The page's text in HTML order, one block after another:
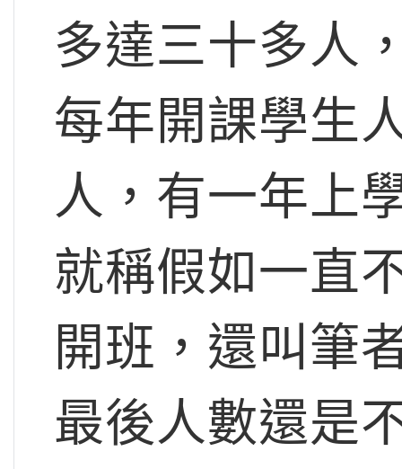
多達三十多人
每年開課學生
人，有一年上
就稱假如一直
開班，還叫筆
最後人數還是